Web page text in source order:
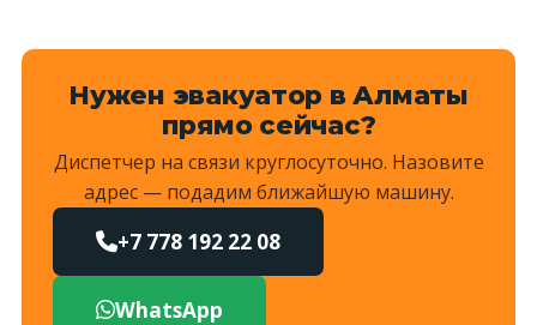
Нужен эвакуатор в Алматы
прямо сейчас?
Диспетчер на связи круглосуточно. Назовите
адрес — подадим ближайшую машину.
+7 778 192 22 08
WhatsApp